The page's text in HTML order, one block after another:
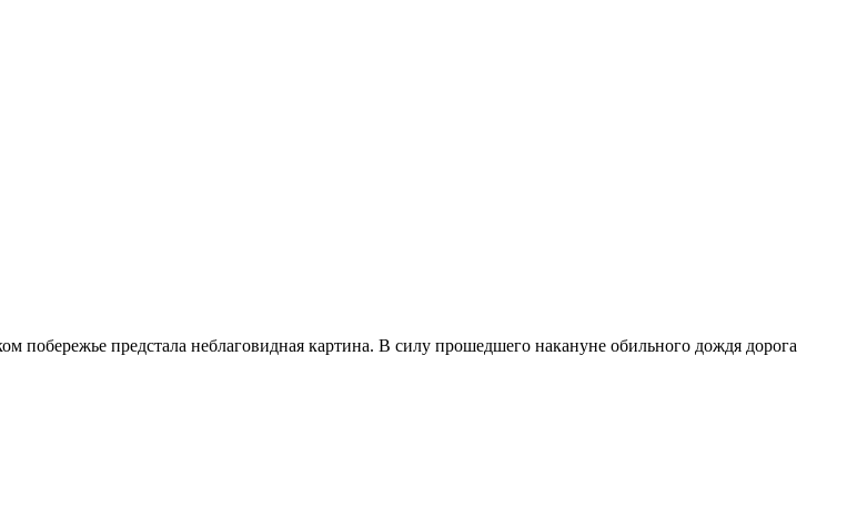
побережье предстала неблаговидная картина. В силу прошедшего накануне обильного дождя дорога